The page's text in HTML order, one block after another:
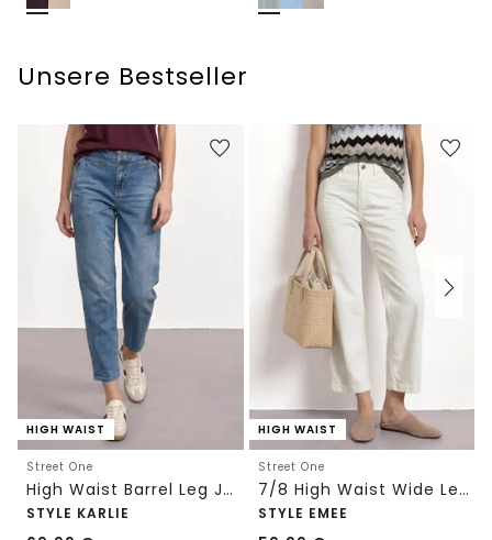
Unsere Bestseller
HIGH WAIST
Street One
High Waist Barrel Leg Jeans im Loose Fit
STYLE KARLIE
HIGH WAIST
Street One
7/8 High Waist Wide Leg Jeans im Loose Fit
STYLE EMEE